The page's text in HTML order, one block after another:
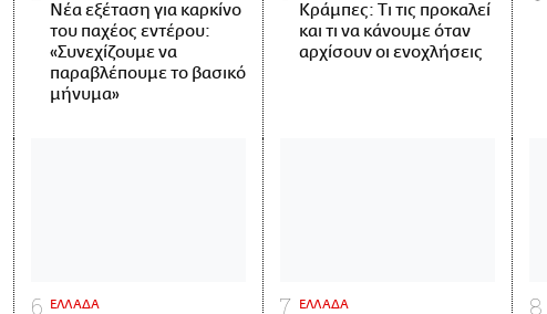
Νέα εξέταση για καρκίνο
του παχέος εντέρου:
«Συνεχίζουμε να
παραβλέπουμε το βασικό
μήνυμα»
Κράμπες: Τι τις προκαλεί
και τι να κάνουμε όταν
αρχίσουν οι ενοχλήσεις
ΕΛΛΑΔΑ ΕΛΛΑΔΑ